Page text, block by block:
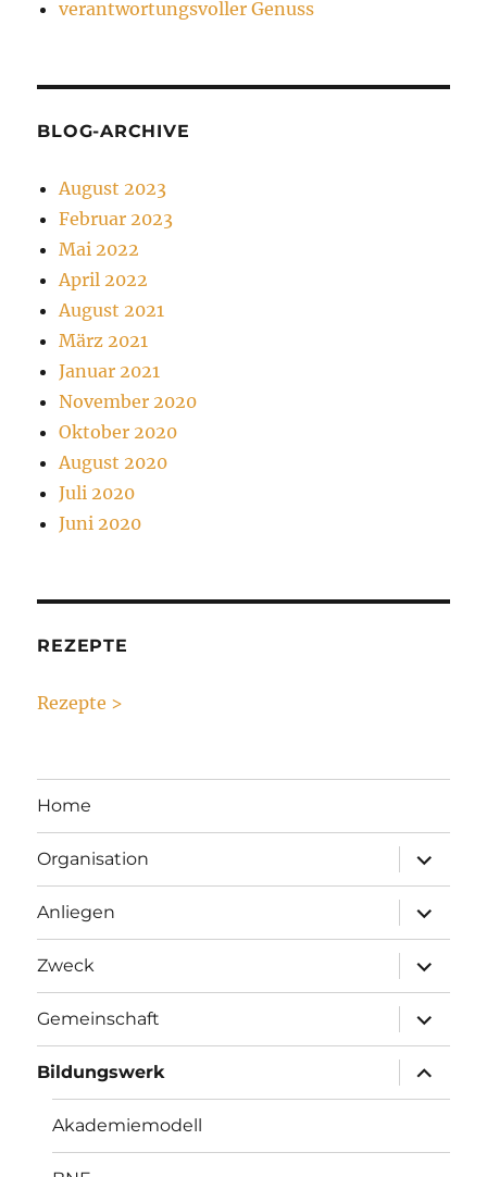
verantwortungsvoller Genuss
BLOG-ARCHIVE
August 2023
Februar 2023
Mai 2022
April 2022
August 2021
März 2021
Januar 2021
November 2020
Oktober 2020
August 2020
Juli 2020
Juni 2020
REZEPTE
Rezepte >
Home
Organisation
anzeigen
Anliegen
anzeigen
Zweck
anzeigen
Gemeinschaft
anzeigen
Bildungswerk
anzeigen
Akademiemodell